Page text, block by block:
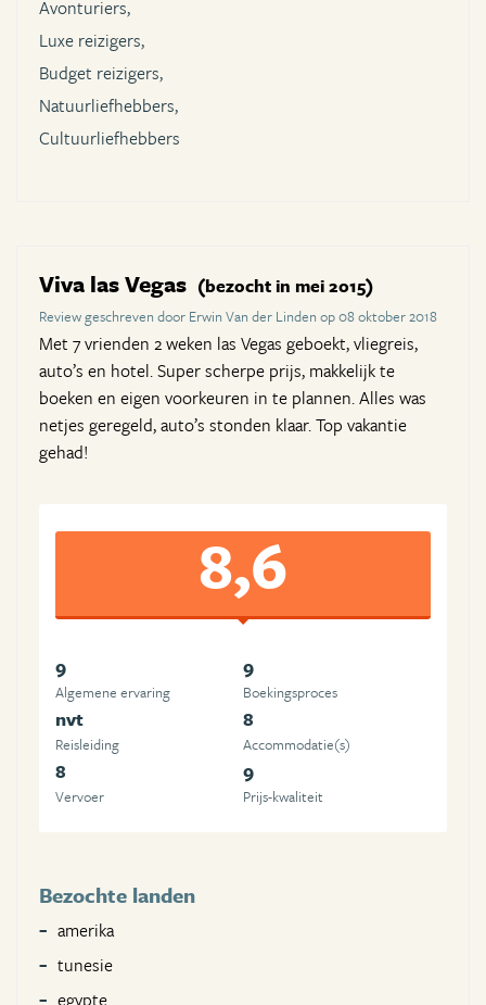
Avonturiers,
Luxe reizigers,
Budget reizigers,
Natuurliefhebbers,
Cultuurliefhebbers
Viva las Vegas (bezocht in mei 2015)
Review geschreven door Erwin Van der Linden op 08 oktober 2018
Met 7 vrienden 2 weken las Vegas geboekt, vliegreis,
auto’s en hotel. Super scherpe prijs, makkelijk te
boeken en eigen voorkeuren in te plannen. Alles was
netjes geregeld, auto’s stonden klaar. Top vakantie
gehad!
8,6
9
Algemene ervaring
9
Boekingsproces
nvt
Reisleiding
8
Accommodatie(s)
8
Vervoer
9
Prijs-kwaliteit
Bezochte landen
amerika
tunesie
egypte